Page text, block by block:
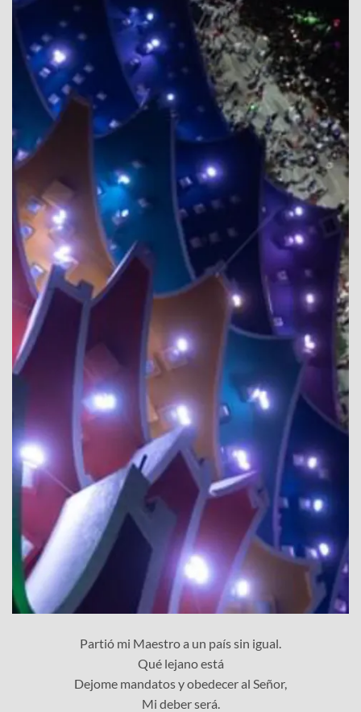
Partió mi Maestro a un país sin igual.
Qué lejano está
Dejome mandatos y obedecer al Señor,
Mi deber será.